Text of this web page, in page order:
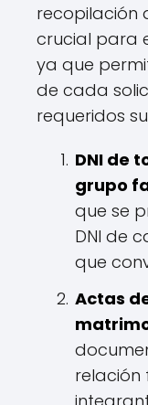
recopilación
crucial para
ya que
de cada
requeridos
DNI de
grupo
que se
DNI de
que
Actas
relación